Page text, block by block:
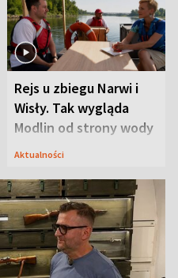
Rejs u zbiegu Narwi i
Wisły. Tak wygląda
Modlin od strony wody
Aktualności